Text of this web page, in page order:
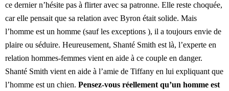
ce dernier n’hésite pas à flirter avec sa patronne. Elle reste choquée,
car elle pensait que sa relation avec Byron était solide. Mais
l’homme est un homme (sauf les exceptions ), il a toujours envie de
plaire ou séduire. Heureusement, Shanté Smith est là, l’experte en
relation hommes-femmes vient en aide à ce couple en danger.
Shanté Smith vient en aide à l’amie de Tiffany en lui expliquant que
l’homme est un chien. Pensez-vous réellement qu’un homme est